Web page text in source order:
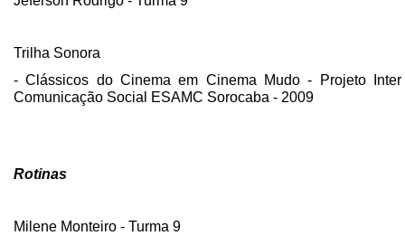
Trilha Sonora
- Clássicos do Cinema em Cinema Mudo - Projeto Inter
Comunicação Social ESAMC Sorocaba - 2009
Rotinas
Milene Monteiro - Turma 9